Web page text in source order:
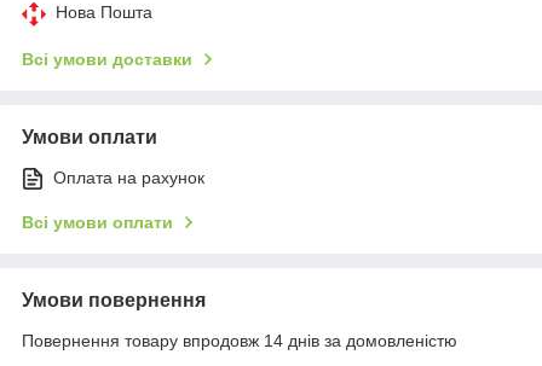
Нова Пошта
Всі умови доставки
Умови оплати
Оплата на рахунок
Всі умови оплати
Умови повернення
Повернення товару впродовж 14 днів за домовленістю